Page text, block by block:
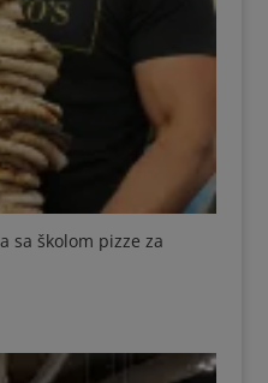
sa školom pizze za